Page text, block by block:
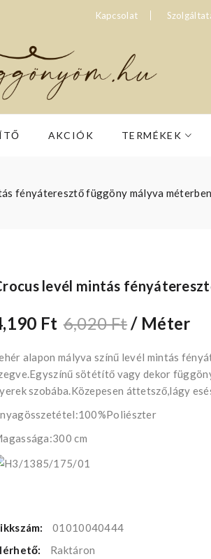
Kapcsolat
AKCIÓK TERMÉKEK
fényáteresztő függöny mályva méterben
levél mintás
Ft 6,020 Ft / Méter
alapon mályva színű levél mintás
sötétítő vagy dekor
szobába.Közepesen áttetsző,lágy
cm
01010040444
Raktáron